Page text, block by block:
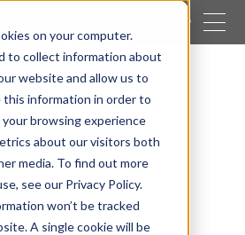
on your computer.
to collect information about
website and allow us to
this information in order to
browsing experience
about our visitors both
media. To find out more
see our Privacy Policy.
won’t be tracked
A single cookie will be
VICINO